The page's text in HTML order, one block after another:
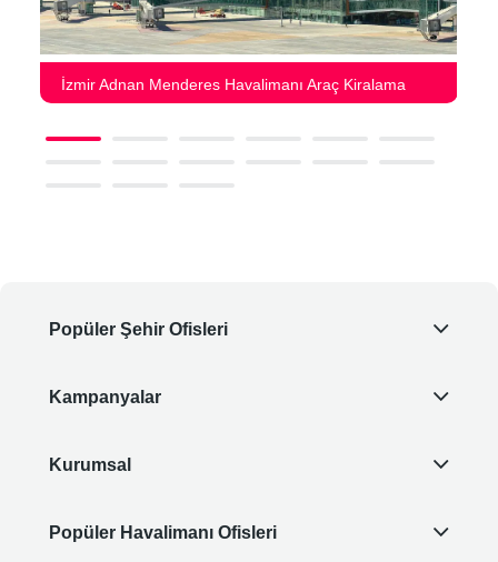
İzmir Adnan Menderes Havalimanı Araç Kiralama
Popüler Şehir Ofisleri
Kampanyalar
Kurumsal
Popüler Havalimanı Ofisleri